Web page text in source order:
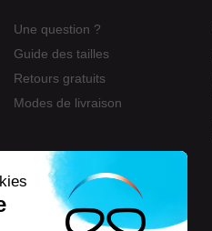
Une question ?
Guide des tailles
Retours gratuits
Modes de livraison